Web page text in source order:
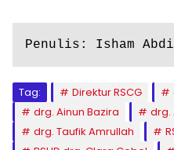
Penulis: Isham
Tag: Direktur RSCG
drg. Ainun Bazira
drg.
drg. Taufik Amrullah